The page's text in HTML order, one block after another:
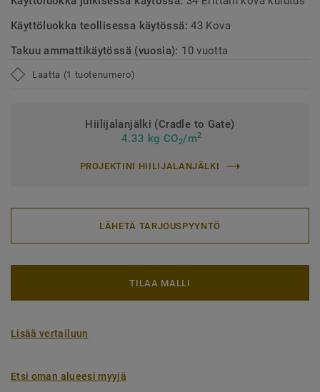
Käyttöluokka teollisessa käytössä:43 Kova
Takuu ammattikäytössä (vuosia): 10 vuotta
Laatta (1 tuotenumero)
Hiilijalanjälki (Cradle to Gate)
4.33 kg CO2/m2
PROJEKTINI HIILIJALANJÄLKI
LÄHETÄ TARJOUSPYYNTÖ
TILAA MALLI
Lisää vertailuun
Etsi oman alueesi myyjä